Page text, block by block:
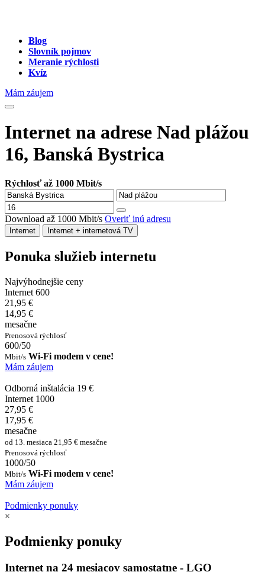
Blog
Slovník pojmov
Meranie rýchlosti
Kvíz
Mám záujem
Internet na adrese Nad plážou
16, Banská Bystrica
Rýchlosť až 1000 Mbit/s
Download až 1000 Mbit/s Overiť inú adresu
Internet Internet + internetová TV
Ponuka služieb internetu
Najvýhodnejšie ceny
Internet 600
21,95 €
14,95 €
mesačne
Prenosová rýchlosť
600/50
Mbit/s Wi-Fi modem v cene!
Mám záujem
Odborná inštalácia 19 €
Internet 1000
27,95 €
17,95 €
mesačne
od 13. mesiaca 21,95 € mesačne
Prenosová rýchlosť
1000/50
Mbit/s Wi-Fi modem v cene!
Mám záujem
Podmienky ponuky
×
Podmienky ponuky
Internet na 24 mesiacov samostatne - LGO